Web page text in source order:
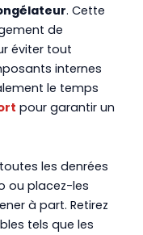
. Cette
de
éviter tout
internes
le temps
pour garantir un
les denrées
ou placez-les
à part. Retirez
tels que les